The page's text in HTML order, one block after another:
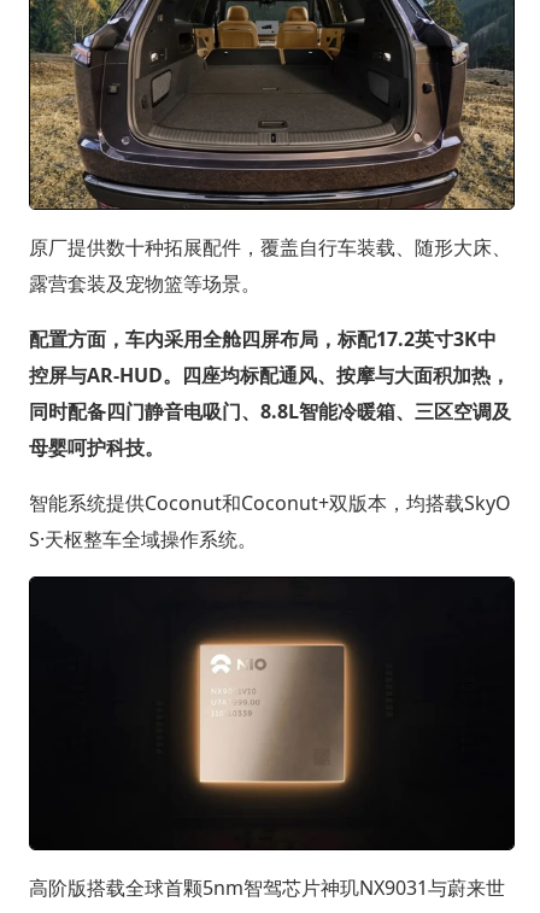
原厂提供数十种拓展配件，覆盖自行车装载、随形大床、
露营套装及宠物篮等场景。
配置方面，车内采用全舱四屏布局，标配17.2英寸3K中
控屏与AR-HUD。四座均标配通风、按摩与大面积加热，
同时配备四门静音电吸门、8.8L智能冷暖箱、三区空调及
母婴呵护科技。
智能系统提供Coconut和Coconut+双版本，均搭载SkyO
S·天枢整车全域操作系统。
高阶版搭载全球首颗5nm智驾芯片神玑NX9031与蔚来世